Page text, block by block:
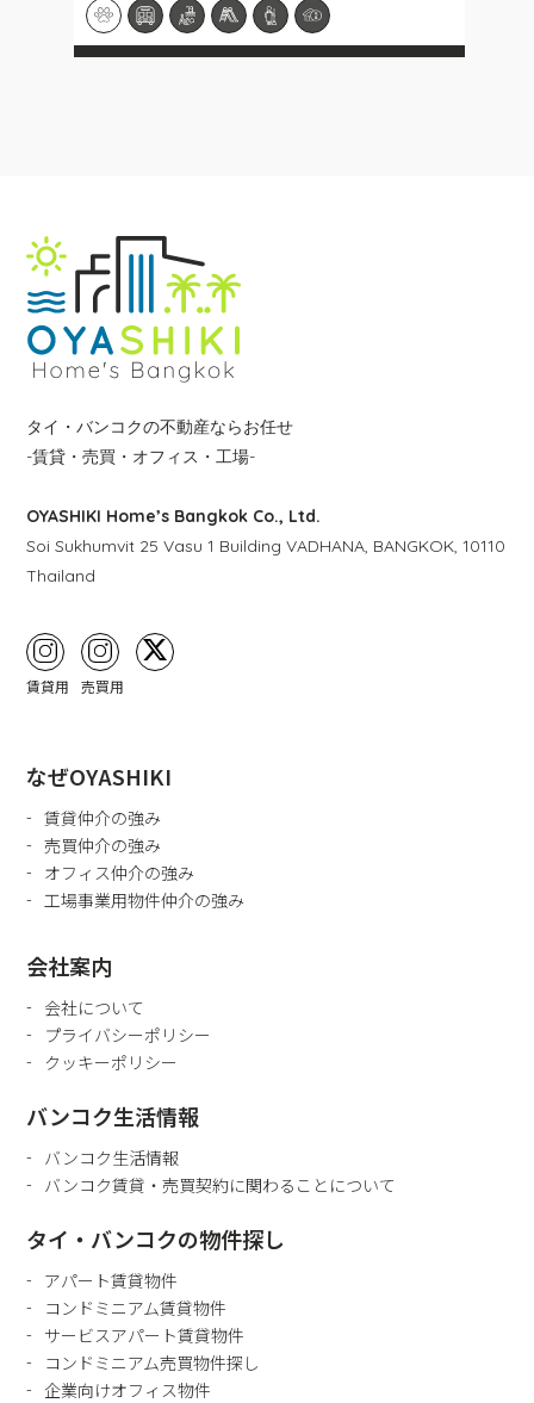
タイ・バンコクの不動産ならお任せ
-賃貸・売買・オフィス・工場-
OYASHIKI Home’s Bangkok Co., Ltd.
Soi Sukhumvit 25 Vasu 1 Building VADHANA, BANGKOK, 10110
Thailand
賃貸用 売買用
なぜOYASHIKI
賃貸仲介の強み
売買仲介の強み
オフィス仲介の強み
工場事業用物件仲介の強み
会社案内
会社について
プライバシーポリシー
クッキーポリシー
バンコク生活情報
バンコク生活情報
バンコク賃貸・売買契約に関わることについて
タイ・バンコクの物件探し
アパート賃貸物件
コンドミニアム賃貸物件
サービスアパート賃貸物件
コンドミニアム売買物件探し
企業向けオフィス物件